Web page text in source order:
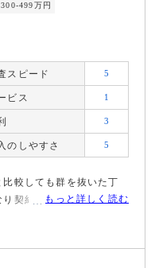
499万円
スピード 5
ビス 1
3
のしやすさ 5
較しても群を抜いた丁
契約へと進んでいく。
もっと詳しく読む